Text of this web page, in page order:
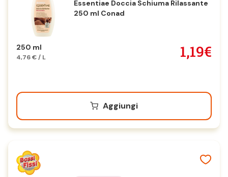
Essentiae Doccia Schiuma Rilassante
250 ml Conad
250 ml
4,76 € / L 1,19€
Aggiungi